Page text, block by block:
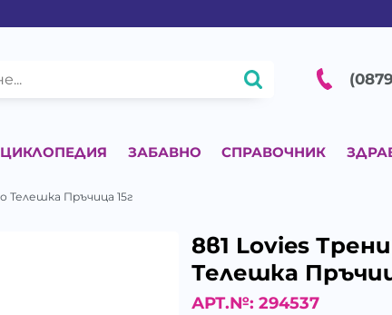
ЗАБАВНО СПРАВОЧНИК
Телешка Пръчица 15г
8в1 Lovies
Телешка
АРТ.№: 294537